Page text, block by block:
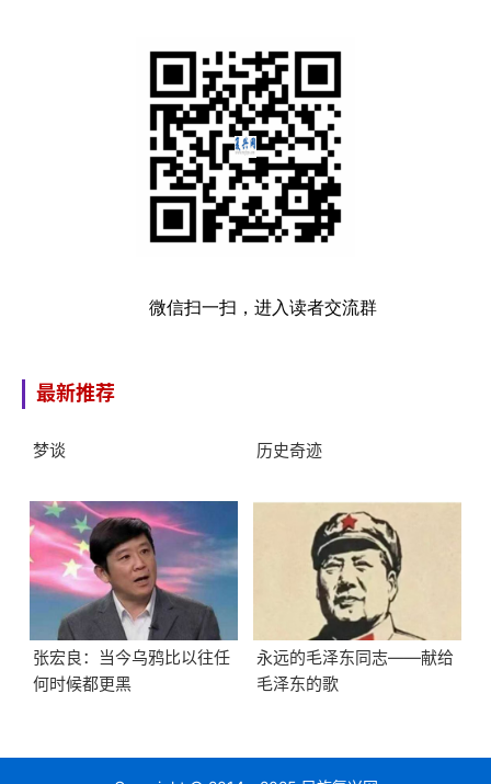
微信扫一扫，进入读者交流群
最新推荐
梦谈 历史奇迹
张宏良：当今乌鸦比以往任
何时候都更黑
永远的毛泽东同志——献给
毛泽东的歌